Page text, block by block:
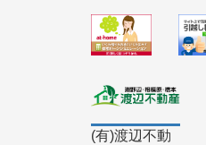
(有)渡辺不動